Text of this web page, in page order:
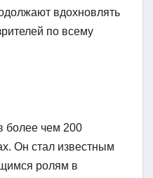
вдохновлять
по всему
более чем 200
Он стал известным
ролям в